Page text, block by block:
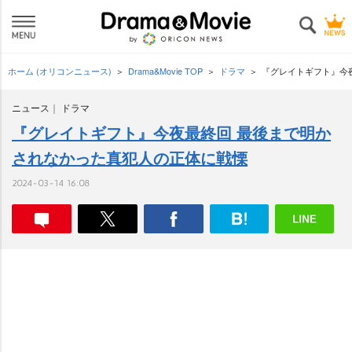
ホーム (オリコンニュース) Drama&Movie TOP ドラマ 『グレイトギフト』
ニュース ドラマ
『グレイトギフト』今夜最終回 最後まで明か
されなかった真犯人の正体に戦慄
2024-03-14 16:08